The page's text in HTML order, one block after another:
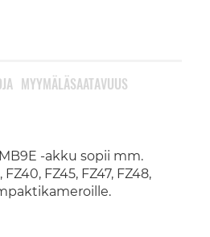
-akku sopii mm.
FZ45, FZ47, FZ48,
MYYMÄLÄSAATAVUUS